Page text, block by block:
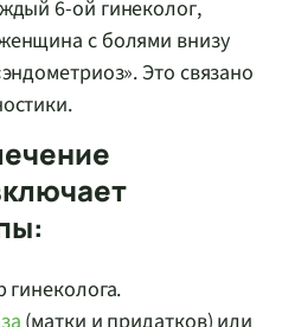
6-ой гинеколог,
с болями внизу
Это связано
гинеколога.